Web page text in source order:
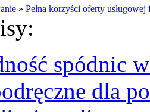
» Pełna korzyści oferty
spódnic
dla